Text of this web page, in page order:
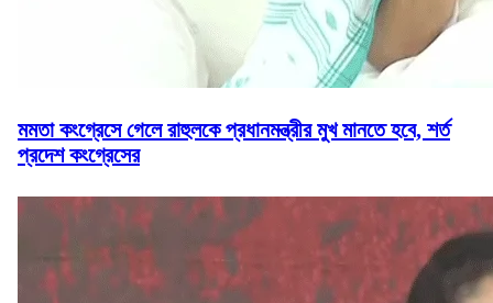
মমতা কংগ্রেসে গেলে রাহুলকে প্রধানমন্ত্রীর মুখ মানতে হবে, শর্ত
প্রদেশ কংগ্রেসের